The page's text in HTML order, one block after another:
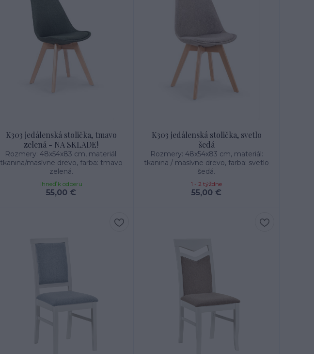
K303 jedálenská stolička, tmavo
zelená - NA SKLADE!
Rozmery: 48x54x83 cm, materiál:
tkanina/masívne drevo, farba: tmavo
zelená.
55,00 €
Ihneď k odberu
K303 jedálenská stolička, svetlo
šedá
Rozmery: 48x54x83 cm, materiál:
tkanina / masívne drevo, farba: svetlo
šedá.
55,00 €
1 - 2 týždne